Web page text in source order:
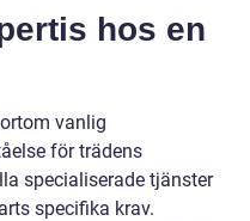
hos en
vanlig
för trädens
specialiserade tjänster
specifika krav.